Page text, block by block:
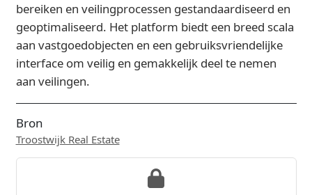
bereiken en veilingprocessen gestandaardiseerd en
geoptimaliseerd. Het platform biedt een breed scala
aan vastgoedobjecten en een gebruiksvriendelijke
interface om veilig en gemakkelijk deel te nemen
aan veilingen.
Bron
Troostwijk Real Estate